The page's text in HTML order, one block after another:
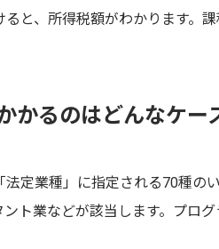
と、所得税額がわかります。
かるのはどんなケー
定業種」に指定される70種の
ト業などが該当します。プロ